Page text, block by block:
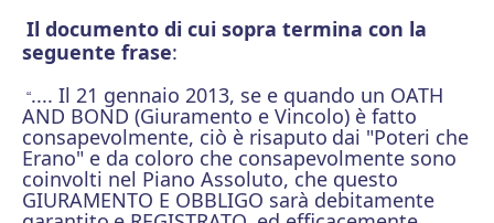
Il documento di cui sopra termina con la
seguente frase:
“.... Il 21 gennaio 2013, se e quando un OATH
AND BOND (Giuramento e Vincolo) è fatto
consapevolmente, ciò è risaputo dai "Poteri che
Erano" e da coloro che consapevolmente sono
coinvolti nel Piano Assoluto, che questo
GIURAMENTO E OBBLIGO sarà debitamente